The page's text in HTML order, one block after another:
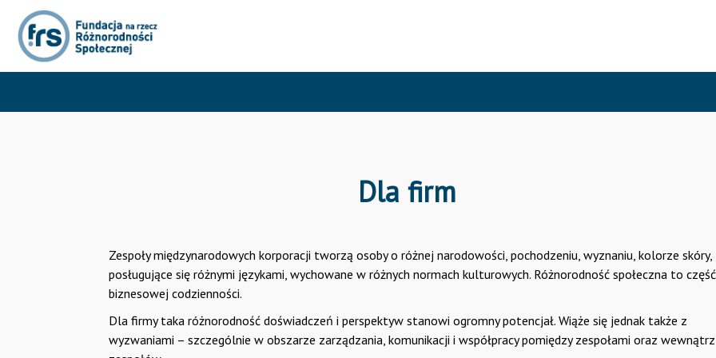
Dla firm
Zespoły międzynarodowych korporacji tworzą osoby o różnej narodowości, pochodzeniu, wyznaniu, kolorze skóry,
posługujące się różnymi językami, wychowane w różnych normach kulturowych. Różnorodność społeczna to część
biznesowej codzienności.
Dla firmy taka różnorodność doświadczeń i perspektyw stanowi ogromny potencjał. Wiąże się jednak także z
wyzwaniami – szczególnie w obszarze zarządzania, komunikacji i współpracy pomiędzy zespołami oraz wewnątrz